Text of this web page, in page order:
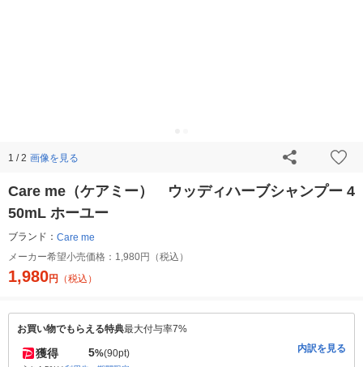
1 / 2 画像を見る
Care me（ケアミー） ウッディハーブシャンプー 4
50mL ホーユー
ブランド： Care me
メーカー希望小売価格： 1,980円（税込）
1,980円 （税込）
お買い物でもらえる特典最大付与率7%
獲得 5%(90pt) 内訳を見る